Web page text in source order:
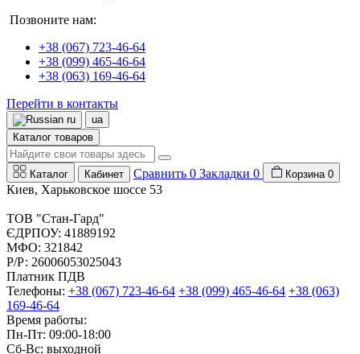
Позвоните нам:
+38 (067) 723-46-64
+38 (099) 465-46-64
+38 (063) 169-46-64
Перейти в контакты
ru
ua
Каталог товаров
Каталог Кабинет Сравнить 0 Закладки 0 Корзина 0
Киев, Харьковское шоссе 53
ТОВ "Стан-Гард"
ЄДРПОУ: 41889192
МФО: 321842
Р/Р: 26006053025043
Платник ПДВ
Телефоны: +38 (067) 723-46-64 +38 (099) 465-46-64 +38 (063)
169-46-64
Время работы:
Пн-Пт: 09:00-18:00
Сб-Вс: выходной